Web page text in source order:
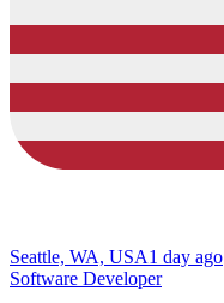
Seattle, WA, USA1 day ago
Software Developer